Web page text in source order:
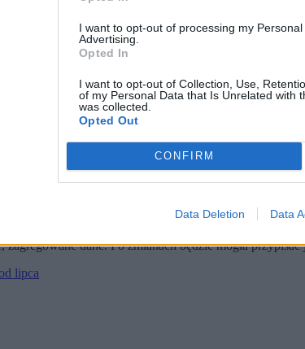
I want to opt-out of processing my
Advertising.
Opted In
I want to opt-out of Collection, Use,
of my Personal Data that Is Unrelated with
was collected.
Opted Out
CONFIRM
Data Deletion Data
lekarzy (fot. Katarzyna Ledwon / Shutterstock)
o wynagrodzeniach medyków powiązane z
ustaw wprowadzono odpowiedni przepis.
nie da rządzącym żadnej dodatkowej wiedzy, a
medyków. Agencja Oceny Technologii
zawodu (PWZ).
dane. Po zmianach będzie mogła
lipca